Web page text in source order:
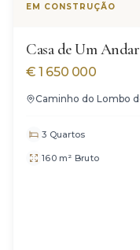
EM CONSTRUÇÃO
Casa de Um
€1 650 000
Caminho do Lombo
3 Quartos
160 m² Bruto